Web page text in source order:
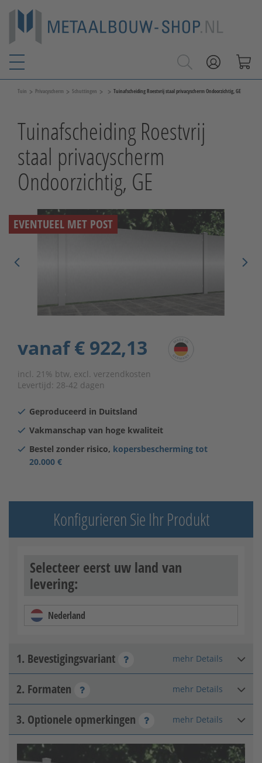
Tuin > Privacyscherm > Schuttingen > > Tuinafscheiding Roestvrij staal privacyscherm Ondoorzichtig, GE
Tuinafscheiding Roestvrij
staal privacyscherm
Ondoorzichtig, GE
EVENTUEEL MET POST
vanaf€ 922,13
incl. 21% btw, excl. verzendkosten
Levertijd: 28-42 dagen
Geproduceerd in Duitsland
Vakmanschap van hoge kwaliteit
Bestel zonder risico, kopersbescherming tot
20.000 €
Konfigurieren Sie Ihr Produkt
Selecteer eerst uw land van
levering:
Nederland
1. Bevestigingsvariant mehr Details
2. Formaten mehr Details
Hoogte afscheidingselement
mm
Toelaatbaar bereik: 300 - 1900
3. Optionele opmerkingen mehr Details